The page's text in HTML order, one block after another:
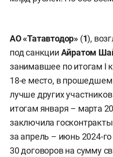
АО «Татавтодор» (1),
под санкции Айратом
занимавшее по итогам I
18-е место, в прошедшем
лучше других
итогам января – марта
заключила
за апрель – июнь 2024-
30 договоров на сумму